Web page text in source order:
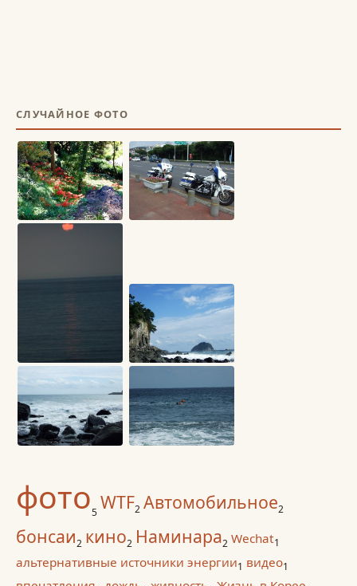
СЛУЧАЙНОЕ ФОТО
фото5 WTF2 Автомобильное2
бонсаи2 кино2 Наминара2 Wechat1
альтернативные источники энергии1 видео1